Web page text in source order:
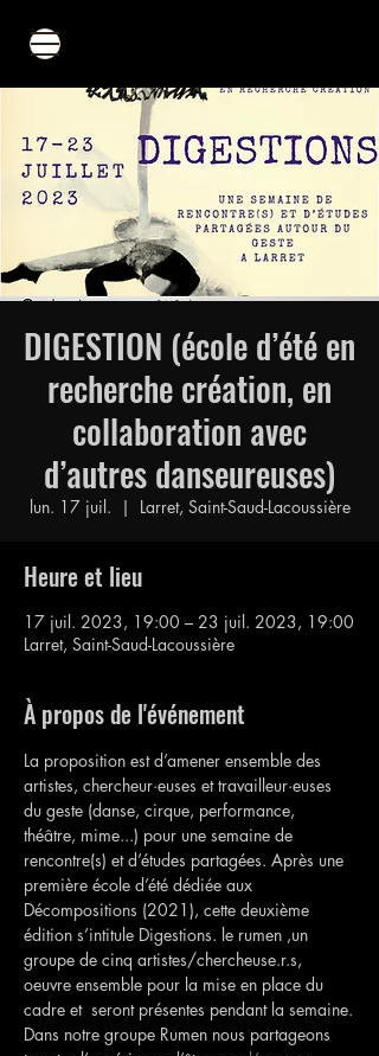
DIGESTION (école d’été en
recherche création, en
collaboration avec
d’autres danseureuses)
lun. 17 juil.
  |
Larret, Saint-Saud-Lacoussière
Heure et lieu
17 juil. 2023, 19:00 – 23 juil. 2023, 19:00
Larret, Saint-Saud-Lacoussière
À propos de l'événement
La proposition est d’amener ensemble des
artistes, chercheur·euses et travailleur·euses
du geste (danse, cirque, performance,
théâtre, mime...) pour une semaine de
rencontre(s) et d’études partagées. Après une
première école d’été dédiée aux
Décompositions (2021), cette deuxième
édition s’intitule Digestions. le rumen ,un
groupe de cinq artistes/chercheuse.r.s,
oeuvre ensemble pour la mise en place du
cadre et  seront présentes pendant la semaine.
Dans notre groupe Rumen nous partageons